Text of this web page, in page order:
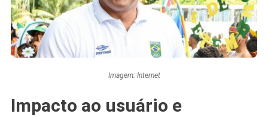
Imagem: Internet
Impacto ao usuário e